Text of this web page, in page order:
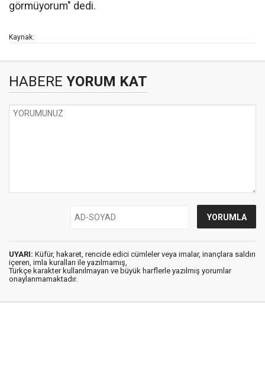
görmüyorum" dedi.
Kaynak:
HABERE YORUM KAT
UYARI: Küfür, hakaret, rencide edici cümleler veya imalar, inançlara saldırı
içeren, imla kuralları ile yazılmamış,
Türkçe karakter kullanılmayan ve büyük harflerle yazılmış yorumlar
onaylanmamaktadır.